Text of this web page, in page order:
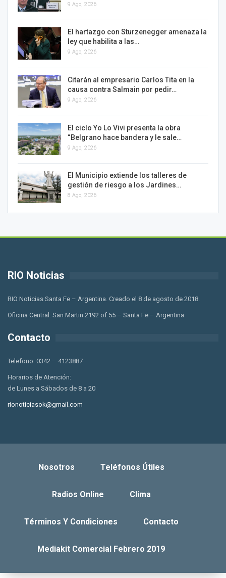
9 Ago, 2026
El hartazgo con Sturzenegger amenaza la
ley que habilita a las…
9 Ago, 2026
Citarán al empresario Carlos Tita en la
causa contra Salmain por pedir…
9 Ago, 2026
El ciclo Yo Lo Vivi presenta la obra
“Belgrano hace bandera y le sale…
9 Ago, 2026
El Municipio extiende los talleres de
gestión de riesgo a los Jardines…
8 Ago, 2026
RIO Noticias
RIO Noticias Santa Fe – Argentina. Creado el 8 de agosto de 2018.
Oficina Central: San Martin 2192 of 55 – Santa Fe – Argentina
Contacto
Telefono: 0342 – 4123887
Horarios de Atención:
de Lunes a Sábados de 8 a 20
rionoticiasok@gmail.com
Nosotros Teléfonos Útiles
Radios Online Clima
Términos Y Condiciones Contacto
Mediakit Comercial Febrero 2019